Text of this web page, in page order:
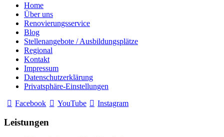
Home
Über uns
Renovierungsservice
Blog
Stellenangebote / Ausbildungsplätze
Regional
Kontakt
Impressum
Datenschutzerklärung
Privatsphäre-Einstellungen
Facebook
YouTube Instagram
Leistungen